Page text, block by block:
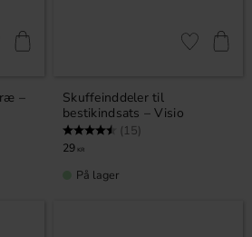
–
som favorit
Skuffeinddeler til
bestikindsats – Visio
Vurdering: (15)
29 KR
Gem som
På lager